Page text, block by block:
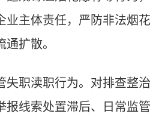
业主体责任，严防非法烟花
扩散。
职渎职行为。对排查整治
报线索处置滞后、日常监管